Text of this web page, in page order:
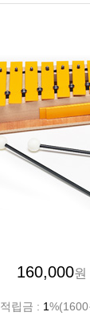
160,000원
적립금 : 1%(1600